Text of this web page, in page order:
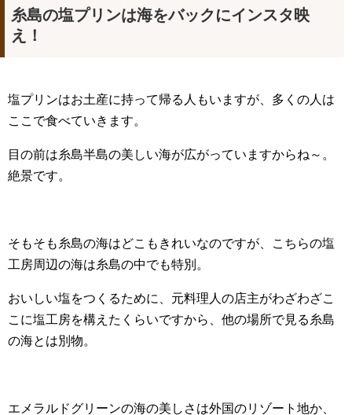
糸島の塩プリンは海をバックにインスタ映
え！
塩プリンはお土産に持って帰る人もいますが、多くの人は
ここで食べていきます。
目の前は糸島半島の美しい海が広がっていますからね～。
絶景です。
そもそも糸島の海はどこもきれいなのですが、こちらの塩
工房周辺の海は糸島の中でも特別。
おいしい塩をつくるために、元料理人の店主がわざわざこ
こに塩工房を構えたくらいですから、他の場所で見る糸島
の海とは別物。
エメラルドグリーンの海の美しさは外国のリゾート地か、